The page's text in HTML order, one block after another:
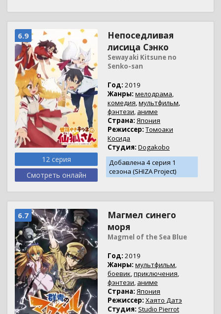
6.9
12 серия
Смотреть онлайн
Непоседливая
лисица Сэнко
Sewayaki Kitsune no
Senko-san
Год: 2019
Жанры: мелодрама,
комедия,мультфильм,
фэнтези, аниме
Страна: Япония
Режиссер: Томоаки
Косида
Студия: Dogakobo
Добавлена 4 серия 1
сезона (SHIZA Project)
6.7
Магмел синего
моря
Magmel of the Sea Blue
Год: 2019
Жанры: мультфильм,
боевик,приключения,
фэнтези, аниме
Страна: Япония
Режиссер: Хаято Датэ
Студия: Studio Pierrot